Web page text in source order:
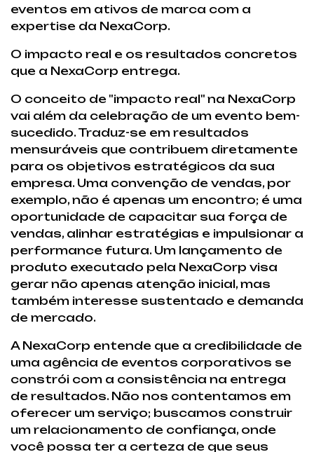
eventos em ativos de marca com a
expertise da NexaCorp.
O impacto real e os resultados concretos
que a NexaCorp entrega.
O conceito de "impacto real" na NexaCorp
vai além da celebração de um evento bem-
sucedido. Traduz-se em resultados
mensuráveis que contribuem diretamente
para os objetivos estratégicos da sua
empresa. Uma convenção de vendas, por
exemplo, não é apenas um encontro; é uma
oportunidade de capacitar sua força de
vendas, alinhar estratégias e impulsionar a
performance futura. Um lançamento de
produto executado pela NexaCorp visa
gerar não apenas atenção inicial, mas
também interesse sustentado e demanda
de mercado.
A NexaCorp entende que a credibilidade de
uma agência de eventos corporativos se
constrói com a consistência na entrega
de resultados. Não nos contentamos em
oferecer um serviço; buscamos construir
um relacionamento de confiança, onde
você possa ter a certeza de que seus